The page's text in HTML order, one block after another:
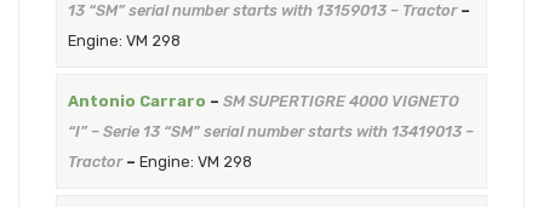
13 “SM” serial number starts with 13159013 – Tractor–
Engine: VM 298
Antonio Carraro – SM SUPERTIGRE 4000 VIGNETO
“I” – Serie 13 “SM” serial number starts with 13419013 –
Tractor– Engine: VM 298